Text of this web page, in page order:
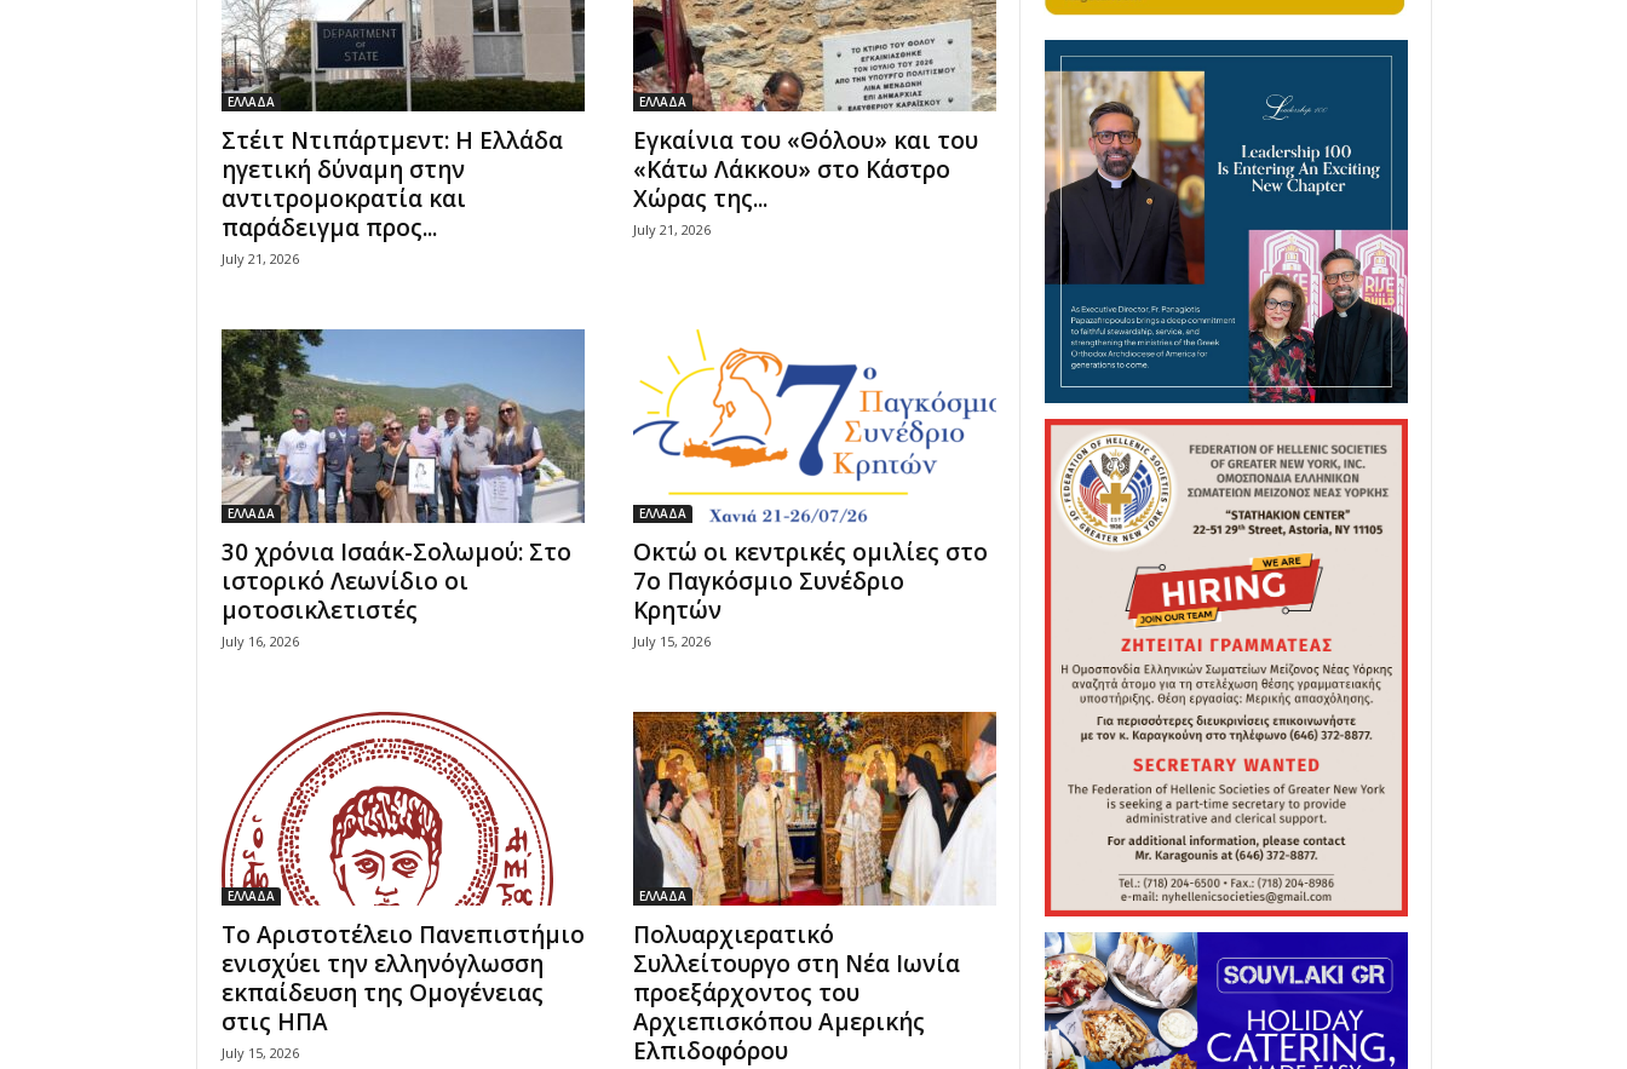
ΕΛΛΑΔΑ
Στέιτ Ντιπάρτμεντ: Η Ελλάδα
ηγετική δύναμη στην
αντιτρομοκρατία και
παράδειγμα προς...
July 21, 2026
ΕΛΛΑΔΑ
Εγκαίνια του «Θόλου» και του
«Κάτω Λάκκου» στο Κάστρο
Χώρας της...
July 21, 2026
ΕΛΛΑΔΑ
30 χρόνια Ισαάκ-Σολωμού: Στο
ιστορικό Λεωνίδιο οι
μοτοσικλετιστές
July 16, 2026
ΕΛΛΑΔΑ
Οκτώ οι κεντρικές ομιλίες στο
7ο Παγκόσμιο Συνέδριο
Κρητών
July 15, 2026
ΕΛΛΑΔΑ
Το Αριστοτέλειο Πανεπιστήμιο
ενισχύει την ελληνόγλωσση
εκπαίδευση της Ομογένειας
στις ΗΠΑ
July 15, 2026
ΕΛΛΑΔΑ
Πολυαρχιερατικό
Συλλείτουργο στη Νέα Ιωνία
προεξάρχοντος του
Αρχιεπισκόπου Αμερικής
Ελπιδοφόρου